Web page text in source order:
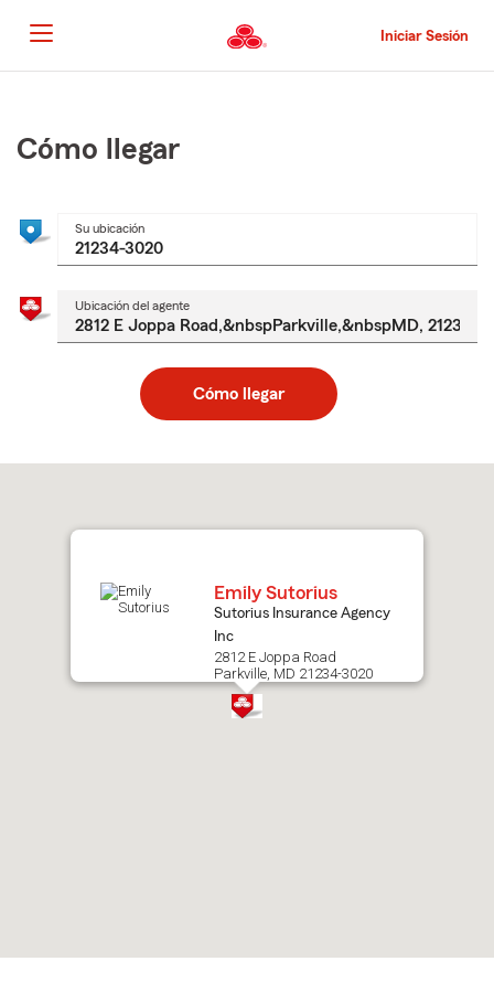
al
contenido
principal
Iniciar Sesión
principal
Cómo llegar
Su ubicación
Ubicación del agente
Cómo llegar
to
Emily Sutorius
Sutorius Insurance Agency
Inc
2812 E Joppa Road
Parkville, MD 21234-3020